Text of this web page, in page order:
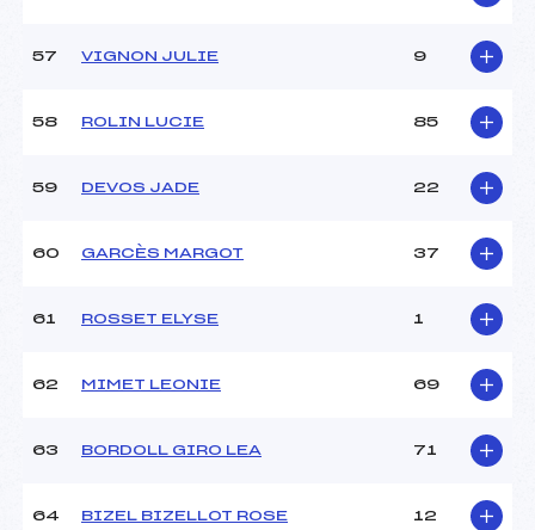
57 VIGNON JULIE 9
58 ROLIN LUCIE 85
59 DEVOS JADE 22
60 GARCÈS MARGOT 37
61 ROSSET ELYSE 1
62 MIMET LEONIE 69
63 BORDOLL GIRO LEA 71
64 BIZEL BIZELLOT ROSE 12